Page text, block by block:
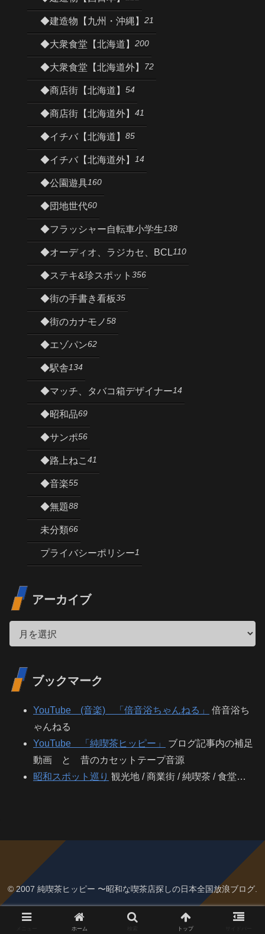
◆建造物【九州・沖縄】 21
◆大衆食堂【北海道】 200
◆大衆食堂【北海道外】 72
◆商店街【北海道】 54
◆商店街【北海道外】 41
◆イチバ【北海道】 85
◆イチバ【北海道外】 14
◆公園遊具160
◆団地世代60
◆フラッシャー自転車小学生138
◆オーディオ、ラジカセ、BCL110
◆ステキ&珍スポット 356
◆街の手書き看板35
◆街のカナモノ58
◆エゾパン62
◆駅舎134
◆マッチ、タバコ箱デザイナー14
◆昭和品69
◆サンポ56
◆路上ねこ41
◆音楽55
◆無題88
未分類66
プライバシーポリシー1
アーカイブ
ブックマーク
YouTube (音楽) 「倍音浴ちゃんねる」
倍音浴ち
ゃんねる
YouTube 「純喫茶ヒッピー」
ブログ記事内の補足
動画 と 昔のカセットテープ音源
昭和スポット巡り 観光地 / 商業街 / 純喫茶 / 食堂…
© 2007 純喫茶ヒッピー 〜昭和な喫茶店探しの日本全国放浪ブログ.
ホーム トップ